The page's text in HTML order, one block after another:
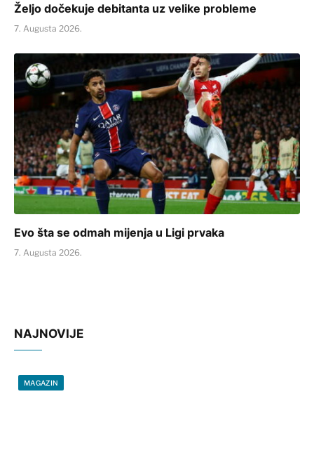
Željo dočekuje debitanta uz velike probleme
7. Augusta 2026.
Evo šta se odmah mijenja u Ligi prvaka
7. Augusta 2026.
NAJNOVIJE
MAGAZIN